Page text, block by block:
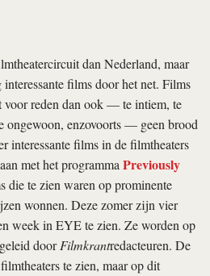
dan Nederland, maar
films door het net. Films
voor reden dan ook — te intiem, te
ongewoon, enzovoorts — geen brood
interessante films in de filmtheaters
met het programmaPreviously
die te zien waren op prominente
wonnen. Deze zomer zijn vier
week in EYE te zien. Ze worden op
doorFilmkrantredacteuren. De
te zien, maar op dit